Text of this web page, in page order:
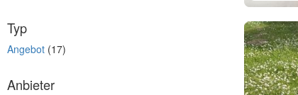
Typ
Angebot (17)
Anbieter